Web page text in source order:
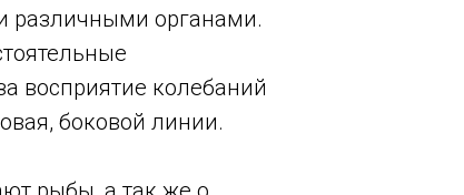
различными органами.
восприятие колебаний
боковой линии.